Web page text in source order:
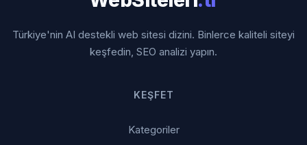
Türkiye'nin AI destekli web sitesi dizini. Binlerce kaliteli siteyi
keşfedin, SEO analizi yapın.
KEŞFET
Kategoriler